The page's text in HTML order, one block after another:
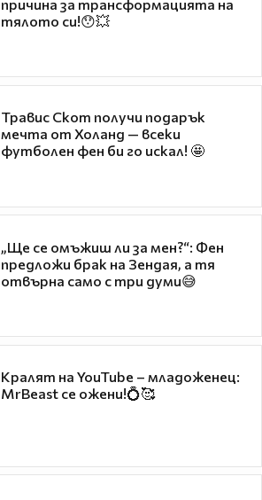
причина за трансформацията на
тялото си!😯💥
Травис Скот получи подарък
мечта от Холанд — всеки
футболен фен би го искал! 🤩
„Ще се омъжиш ли за мен?“: Фен
предложи брак на Зендая, а тя
отвърна само с три думи😅
Кралят на YouTube – младоженец:
MrBeast се ожени!💍🥰